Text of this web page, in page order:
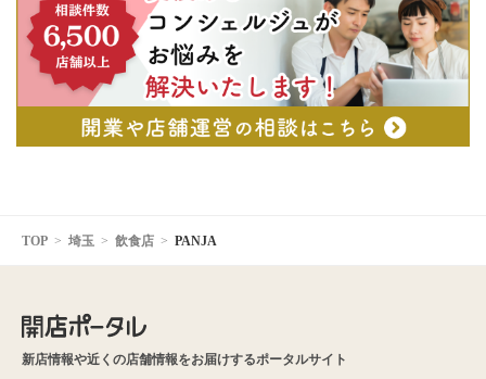
TOP 埼玉 飲食店 PANJA
新店情報や近くの店舗情報をお届けするポータルサイト